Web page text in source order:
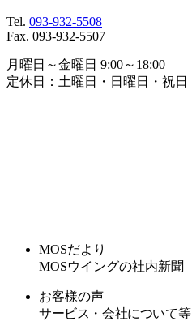
Tel. 093-932-5508
Fax. 093-932-5507
月曜日～金曜日 9:00～18:00
定休日：土曜日・日曜日・祝日
MOSだより
MOSウイングの社内新聞
お客様の声
サービス・会社について等